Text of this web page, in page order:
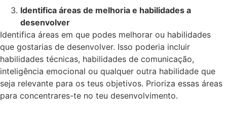
Identifica áreas de melhoria e habilidades a
desenvolver
Identifica áreas em que podes melhorar ou habilidades
que gostarias de desenvolver. Isso poderia incluir
habilidades técnicas, habilidades de comunicação,
inteligência emocional ou qualquer outra habilidade que
seja relevante para os teus objetivos. Prioriza essas áreas
para concentrares-te no teu desenvolvimento.